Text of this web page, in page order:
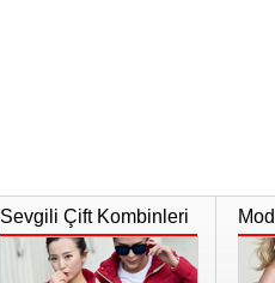
Sevgili Çift Kombinleri